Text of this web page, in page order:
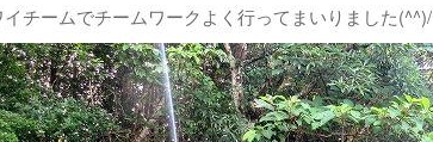
チームでチームワークよく行ってまいりました(^^)/